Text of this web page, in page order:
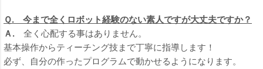
Ｑ. 今まで全くロボット経験のない素人ですが大丈夫ですか？
Ａ. 全く心配する事はありません。
基本操作からティーチング技まで丁寧に指導します！
必ず、自分の作ったプログラムで動かせるようになります。